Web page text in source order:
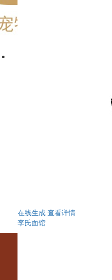
在线生成 查看详情
李氏面馆